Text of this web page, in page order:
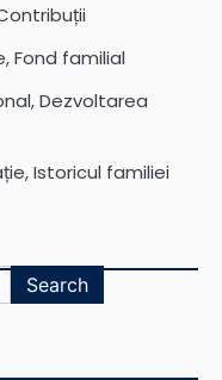
Fond familial
Dezvoltarea
Istoricul familiei